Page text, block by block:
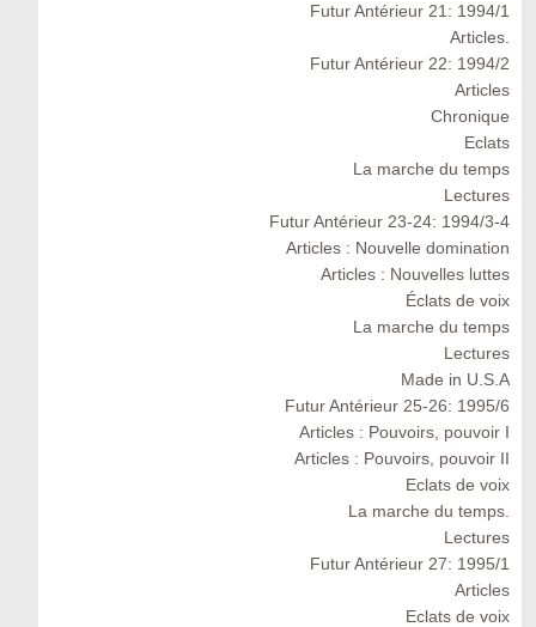
Futur Antérieur 21: 1994/1
Articles.
Futur Antérieur 22: 1994/2
Articles
Chronique
Eclats
La marche du temps
Lectures
Futur Antérieur 23-24: 1994/3-4
Articles : Nouvelle domination
Articles : Nouvelles luttes
Éclats de voix
La marche du temps
Lectures
Made in U.S.A
Futur Antérieur 25-26: 1995/6
Articles : Pouvoirs, pouvoir I
Articles : Pouvoirs, pouvoir II
Eclats de voix
La marche du temps.
Lectures
Futur Antérieur 27: 1995/1
Articles
Eclats de voix